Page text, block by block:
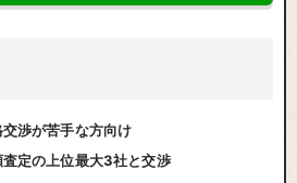
交渉が苦手な方向け
査定の上位最大3社と交渉